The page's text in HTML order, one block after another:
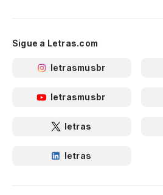
Sigue a Letras.com
letrasmusbr
letrasmusbr
letras
letras